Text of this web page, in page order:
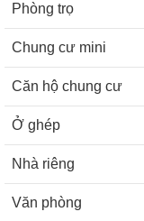
Phòng trọ
Chung cư mini
Căn hộ chung cư
Ở ghép
Nhà riêng
Văn phòng